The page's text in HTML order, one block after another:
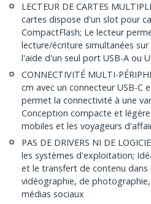
LECTEUR DE CARTES
cartes dispose d'un slot pour
CompactFlash; Le lecteur
lecture/écriture simultanées
l'aide d'un seul port USB-A ou
CONNECTIVITÉ MULTI-
cm avec un connecteur USB-C
permet la connectivité à une
Conception compacte et
mobiles et les voyageurs
PAS DE DRIVERS NI DE
les systèmes d'exploitation;
et le transfert de contenu dans
vidéographie, de
médias sociaux